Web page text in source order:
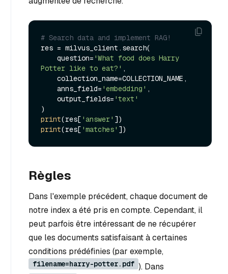
# Search data and implement RAG!
res = milvus_client.search(
    question=
'What food does Harry
Potter like to eat?' ,
    anns_field=
'embedding' ,
    output_fields=
'text'
print(res[ 'answer'
print(res[ 'matches'
Règles
Dans l'exemple précédent, chaque document de
notre index a été pris en compte. Cependant, il
peut parfois être intéressant de ne récupérer
que les documents satisfaisant à certaines
conditions prédéfinies (par exemple,
filename=harry-potter.pdf ). Dans